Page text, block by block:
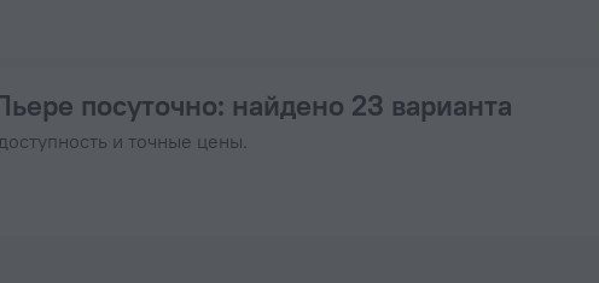
посуточно: найдено 23 варианта
и точные цены.
2026 году, цены на аренду, фото и отзывы